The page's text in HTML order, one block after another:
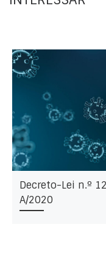
Decreto-Lei n.º
A/2020